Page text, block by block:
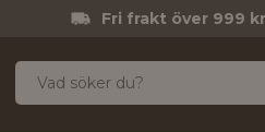
Fri frakt över 999